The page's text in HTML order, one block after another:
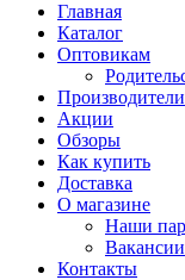
Главная
Каталог
Оптовикам
Производители
Акции
Обзоры
Как купить
Доставка
О магазине
Наши
Вакансии
Контакты